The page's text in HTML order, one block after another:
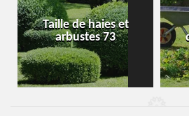
Taille de haies et
arbustes 73